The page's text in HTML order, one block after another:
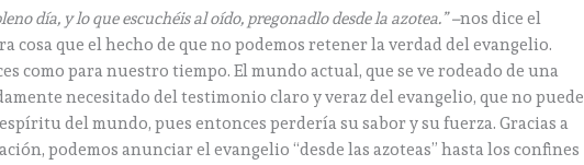
día, y lo que escuchéis al oído, pregonadlo desde la azotea.” –nos dice el
cosa que el hecho de que no podemos retener la verdad del evangelio.
como para nuestro tiempo. El mundo actual, que se ve rodeado de una
necesitado del testimonio claro y veraz del evangelio, que no puede
del mundo, pues entonces perdería su sabor y su fuerza. Gracias a
podemos anunciar el evangelio “desde las azoteas” hasta los confines